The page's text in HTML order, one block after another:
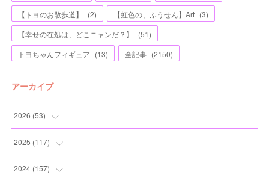
【トヨのお散歩道】
(2) 【虹色の、ふうせん】Art (3)
【幸せの在処は、どこニャンだ？】
(51)
トヨちゃんフィギュア (13) 全記事 (2150)
アーカイブ
2026 (53)
(1)
(5)
2025 (117)
(11
2024(157)